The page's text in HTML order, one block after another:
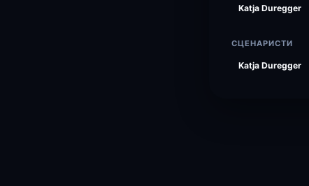
Katja Duregger
СЦЕНАРИСТИ
Katja Duregger